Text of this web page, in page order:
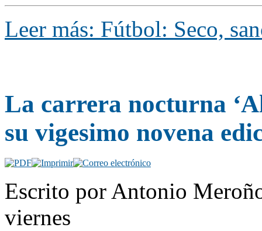
Leer más: Fútbol: Seco,
La carrera nocturna
su vigesimo novena
Escrito por Antonio
viernes